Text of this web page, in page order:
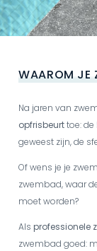
WAAROM JE
Na jaren van
opfrisbeurttoe:
geweest zijn, de
Of wens je je
zwembad, waar
moet worden?
Als professionele
zwembad goed: